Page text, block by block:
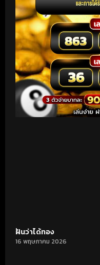
ฝันว่าได้ทอง
16 พฤษภาคม 2026